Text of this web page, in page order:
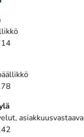
asiakkuusvastaava